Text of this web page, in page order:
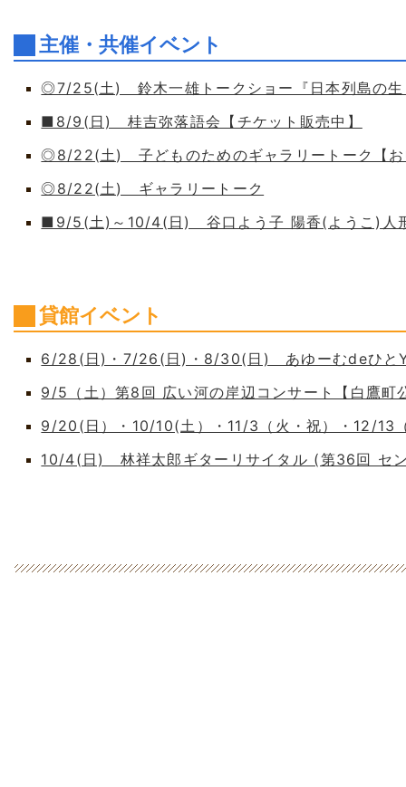
主催・共催イベント
◎7/25(土) 鈴木一雄トークショー『日本列島の生
■8/9(日) 桂吉弥落語会【チケット販売中】
◎8/22(土) 子どものためのギャラリートーク【お
◎8/22(土) ギャラリートーク
■9/5(土)～10/4(日) 谷口よう子 陽香(ようこ)人
貸館イベント
6/28(日)・7/26(日)・8/30(日) あゆーむdeひと
9/5（土）第8回 広い河の岸辺コンサート【白鷹町
9/20(日）・10/10(土）・11/3（火・祝）・12/
10/4(日) 林祥太郎ギターリサイタル (第36回 セ